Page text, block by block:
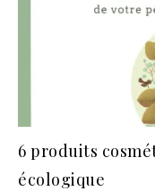
6 produits
écologique